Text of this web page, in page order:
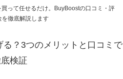
って任せるだけ。BuyBoostの口コミ・評
を徹底解説します
？3つのメリットと口コミで
検証